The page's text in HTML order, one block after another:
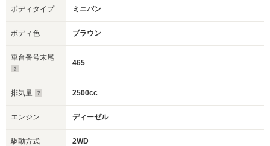
ボディタイプ ミニバン
ボディ色 ブラウン
車台番号末尾
465
排気量 2500cc
エンジン ディーゼル
駆動方式 2WD